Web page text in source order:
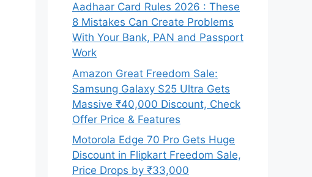
Aadhaar Card Rules 2026 : These
8 Mistakes Can Create Problems
With Your Bank, PAN and Passport
Work
Amazon Great Freedom Sale:
Samsung Galaxy S25 Ultra Gets
Massive ₹40,000 Discount, Check
Offer Price & Features
Motorola Edge 70 Pro Gets Huge
Discount in Flipkart Freedom Sale,
Price Drops by ₹33,000